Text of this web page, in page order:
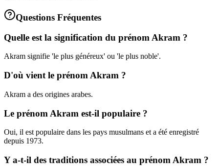
Questions Fréquentes
Quelle est la signification du prénom Akram ?
Akram signifie 'le plus généreux' ou 'le plus noble'.
D'où vient le prénom Akram ?
Akram a des origines arabes.
Le prénom Akram est-il populaire ?
Oui, il est populaire dans les pays musulmans et a été enregistré
depuis 1973.
Y a-t-il des traditions associées au prénom Akram ?